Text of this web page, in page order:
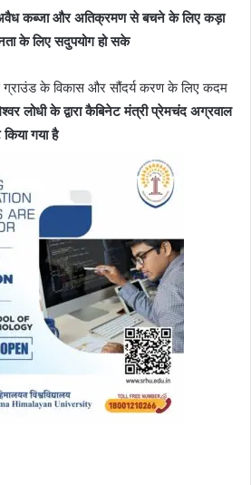
कब्जा और अतिक्रमण से बचने के लिए कड़ा
के लिए सदुपयोग हो सके
ग्राउंड के विकास और सौंदर्य करण के लिए कदम
लोधी के द्वारा कैबिनेट मंत्री प्रेमचंद अग्रवाल
गया है